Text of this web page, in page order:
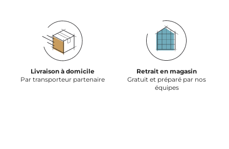
Livraison à domicile
Par transporteur partenaire
Retrait en magasin
Gratuit et préparé par nos
équipes